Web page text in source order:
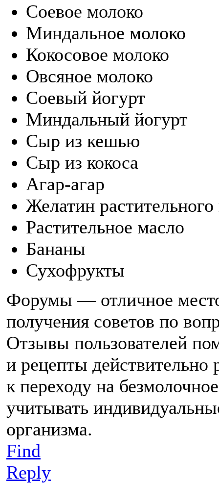
Соевое молоко
Миндальное молоко
Кокосовое молоко
Овсяное молоко
Соевый йогурт
Миндальный йогурт
Сыр из кешью
Сыр из кокоса
Агар-агар
Желатин
Растительное масло
Бананы
Сухофрукты
Форумы — отличное
получения советов по
Отзывы пользователей
и рецепты
к переходу на
учитывать
организма.
Find
Reply